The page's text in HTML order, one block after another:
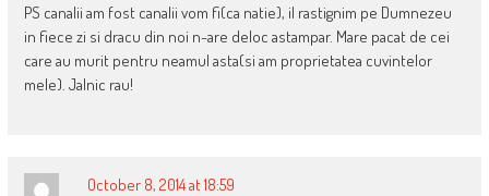
PS canalii am fost canalii vom fi(ca natie), il rastignim pe Dumnezeu
in fiece zi si dracu din noi n-are deloc astampar. Mare pacat de cei
care au murit pentru neamul asta(si am proprietatea cuvintelor
mele). Jalnic rau!
October 8, 2014 at 18:59